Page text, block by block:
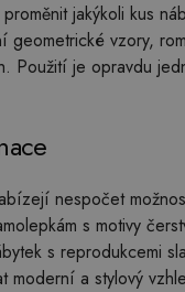
jakýkoli kus
vzory,
Použití je opravdu
nespočet
s motivy
s reprodukcemi
a stylový